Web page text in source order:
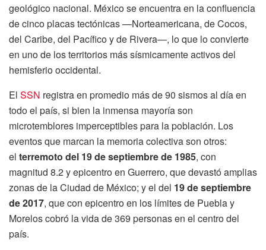
geológico nacional. México se encuentra en la confluencia
de cinco placas tectónicas —Norteamericana, de Cocos,
del Caribe, del Pacífico y de Rivera—, lo que lo convierte
en uno de los territorios más sísmicamente activos del
hemisferio occidental.
El SSN registra en promedio más de 90 sismos al día en
todo el país, si bien la inmensa mayoría son
microtemblores imperceptibles para la población. Los
eventos que marcan la memoria colectiva son otros:
el terremoto del 19 de septiembre de 1985, con
magnitud 8.2 y epicentro en Guerrero, que devastó amplias
zonas de la Ciudad de México; y el del 19 de septiembre
de 2017, que con epicentro en los límites de Puebla y
Morelos cobró la vida de 369 personas en el centro del
país.